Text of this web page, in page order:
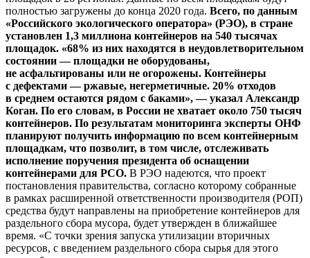
полностью загружены до конца 2020 года. Всего, по данным
«Российского экологического оператора» (РЭО), в стране
установлен 1,3 миллиона контейнеров на 540 тысячах
площадок. «68% из них находятся в неудовлетворительном
состоянии — площадки не оборудованы,
не асфальтированы или не огорожены. Контейнеры
с дефектами — ржавые, негерметичные. 20% отходов
в среднем остаются рядом с баками», — указал Александр
Коган. По его словам, в России не хватает около 750 тысяч
контейнеров. По результатам мониторинга эксперты ОНФ
планируют получить информацию по всем контейнерным
площадкам, что позволит, в том числе, отслеживать
исполнение поручения президента об оснащении
контейнерами для РСО. В РЭО надеются, что проект
постановления правительства, согласно которому собранные
в рамках расширенной ответственности производителя (РОП)
средства будут направлены на приобретение контейнеров для
раздельного сбора мусора, будет утвержден в ближайшее
время. «С точки зрения запуска утилизации вторичных
ресурсов, с введением раздельного сбора сырья для этого